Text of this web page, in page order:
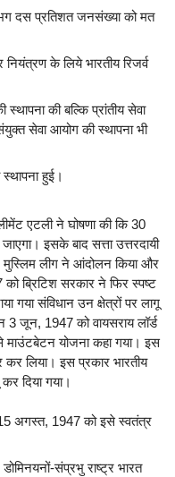
दस प्रतिशत जनसंख्या को मत
के लिये भारतीय रिजर्व
की बल्कि प्रांतीय सेवा
सेवा आयोग की स्थापना भी
हुई।
एटली ने घोषणा की कि 30
इसके बाद सत्ता उत्तरदायी
मुस्लिम लीग ने आंदोलन किया और
ब्रिटिश सरकार ने फिर स्पष्ट
गया संविधान उन क्षेत्रों पर लागू
3 जून, 1947 को वायसराय लॉर्ड
माउंटबेटन योजना कहा गया। इस
लिया। इस प्रकार भारतीय
दिया गया।
अगस्त, 1947 को इसे स्वतंत्र
संप्रभु राष्ट्र भारत